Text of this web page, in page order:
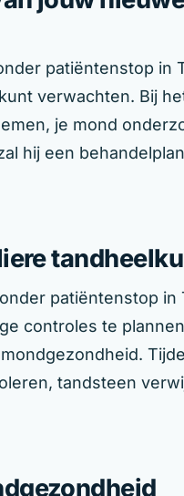
patiëntenstop in
verwachten. Bij
je mond
hij een
patiëntenstop
controles te
tandsteen